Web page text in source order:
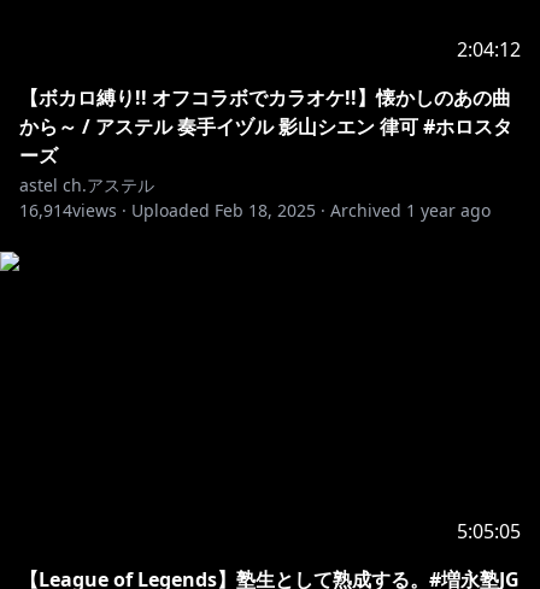
東京都板橋区加賀1丁目6番1号 ネットデポ新板橋
テル 宛
--------------------------------
※ホロライブプロダクションから未成年の視聴者の方々
へのお願い
2:04:12
【ボカロ縛り!! オフコラボでカラオケ!!】懐かしのあの曲
から～ / アステル 奏手イヅル 影山シエン 律可 #ホロスタ
ーズ
astel ch.アステル
16,914views · Uploaded Feb 18, 2025 · Archived 1 year ago
5:05:05
【League of Legends】塾生として熟成する。#増永塾JG